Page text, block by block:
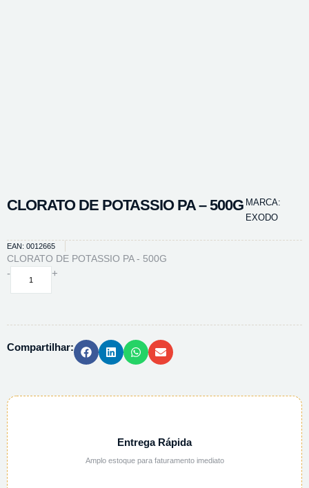
CLORATO DE POTASSIO PA – 500G MARCA:
EXODO
EAN: 0012665
CLORATO DE POTASSIO PA - 500G
-
CLORATO
500G
+
Compartilhar:
Entrega Rápida
Amplo estoque para faturamento imediato